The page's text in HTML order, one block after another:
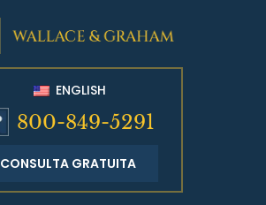
ENGLISH
800-849-5291
CONSULTA GRATUITA